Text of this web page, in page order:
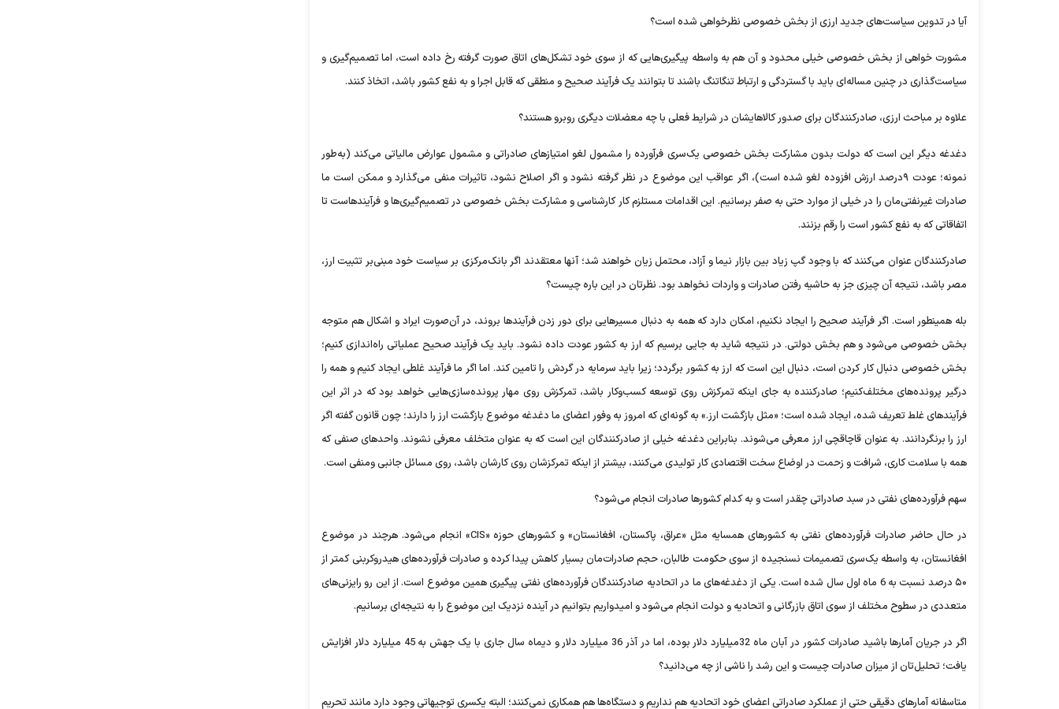
آیا در تدوین سیاست‌های جدید ارزی از بخش خصوصی نظرخواهی شده است؟
مشورت خواهی از بخش خصوصی خیلی محدود و آن هم به واسطه پیگیری‌هایی که از سوی خود تشکل‌های اتاق صورت گرفته رخ داده است، اما تصمیم‌گیری و
سیاست‌گذاری در چنین مساله‌ای باید با گستردگی و ارتباط تنگاتنگ باشند تا بتوانند یک فرآیند صحیح و منطقی که قابل اجرا و به نفع کشور باشد، اتخاذ کنند.
علاوه بر مباحث ارزی، صادرکنندگان برای صدور کالاهایشان در شرایط فعلی با چه معضلات دیگری روبرو هستند؟
دغدغه دیگر این است که دولت بدون مشارکت بخش خصوصی یک‌سری فرآورده را مشمول لغو امتیازهای صادراتی و مشمول عوارض مالیاتی می‌کند (به‌طور
نمونه؛ عودت ۹درصد ارزش افزوده لغو شده است)، اگر عواقب این موضوع در نظر گرفته نشود و اگر اصلاح نشود، تاثیرات منفی می‌گذارد و ممکن است ما
صادرات غیرنفتی‌مان را در خیلی از موارد حتی به صفر برسانیم. این اقدامات مستلزم کار کارشناسی و مشارکت بخش خصوصی در تصمیم‌گیری‌ها و فرآیندهاست تا
اتفاقاتی که به نفع کشور است را رقم بزنند.
صادرکنندگان عنوان می‌کنند که با وجود گپ زیاد بین بازار نیما و آزاد، محتمل زیان خواهند شد؛ آنها معتقدند اگر بانک‌مرکزی بر سیاست خود مبنی‌بر تثبیت ارز،
مصر باشد، نتیجه آن چیزی جز به حاشیه رفتن صادرات و واردات نخواهد بود. نظرتان در این باره چیست؟
بله همینطور است. اگر فرآیند صحیح را ایجاد نکنیم، امکان دارد که همه به دنبال مسیرهایی برای دور زدن فرآیندها بروند، در آ‌ن‌صورت ایراد و اشکال هم متوجه
بخش خصوصی می‌شود و هم بخش دولتی. در نتیجه شاید به جایی برسیم که ارز به کشور عودت داده نشود. باید یک فرآیند صحیح عملیاتی راه‌اندازی کنیم؛
بخش خصوصی دنبال کار کردن است، دنبال این است که ارز به کشور برگردد؛ زیرا باید سرمایه در گردش را تامین کند. اما اگر ما فرآیند غلطی ایجاد کنیم و همه را
درگیر پرونده‌های مختلف‌کنیم؛ صادرکننده به جای اینکه تمرکزش روی توسعه کسب‌و‌کار باشد، تمرکزش روی مهار پرونده‌سازی‌هایی خواهد بود که در اثر این
فرآیندهای غلط تعریف شده، ایجاد شده است؛ «مثل بازگشت ارز.» به گونه‌ای که امروز به وفور اعضای ما دغدغه موضوع بازگشت ارز را دارند؛ چون قانون گفته اگر
ارز را برنگردانند. به عنوان قاچاقچی ارز معرفی می‌شوند. بنابراین دغدغه خیلی از صادرکنندگان این است که به عنوان متخلف معرفی نشوند. واحدهای صنفی که
همه با سلامت کاری، شرافت و زحمت در اوضاع سخت اقتصادی کار تولیدی می‌کنند، بیشتر از اینکه تمرکزشان روی کارشان باشد، روی مسائل جانبی ومنفی است.
سهم فرآورده‌های نفتی در سبد صادراتی چقدر است و به کدام کشورها صادرات انجام می‌شود؟
در حال حاضر صادرات فرآورده‌های نفتی به کشورهای همسایه مثل «عراق، پاکستان، افغانستان» و کشورهای حوزه «CIS» انجام می‌شود. هرچند در موضوع
افغانستان، به واسطه یک‌سری تصمیمات نسنجیده از سوی حکومت طالبان، حجم صادرات‌مان بسیار کاهش پیدا کرده و صادرات فرآورده‌های هیدروکربنی کمتر از
۵۰ درصد نسبت به 6 ماه اول سال شده است. یکی از دغدغه‌های ما در اتحادیه صادرکنندگان فرآورده‌های نفتی پیگیری همین موضوع است. از این رو رایزنی‌های
متعددی در سطوح مختلف از سوی اتاق بازرگانی و اتحادیه و‌ دولت انجام می‌شود و امیدواریم بتوانیم در آینده نزدیک این موضوع را به نتیجه‌ای برسانیم.
اگر در جریان آمارها باشید صادرات کشور در آبان ماه 32میلیارد دلار بوده، اما در آذر 36 میلیارد دلار و دیماه سال جاری با یک جهش به 45 میلیارد دلار افزایش
یافت؛ تحلیل‌تان از میزان صادرات چیست و این رشد را ناشی از چه می‌دانید؟
متاسفانه آمارهای دقیقی حتی از عملکرد صادراتی اعضای خود اتحادیه هم نداریم و دستگاه‌ها هم همکاری نمی‌کنند؛ البته یکسری توجیهاتی وجود دارد مانند تحریم